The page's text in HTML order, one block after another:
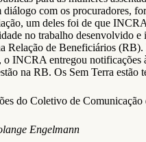
diálogo com os procuradores,
um deles foi de que
no trabalho desenvolvido e
Relação de Beneficiários (RB).
o INCRA entregou notificações
na RB. Os Sem Terra estão
do Coletivo de
Engelmann